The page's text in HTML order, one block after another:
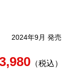
2024年9月 発売
（税込）